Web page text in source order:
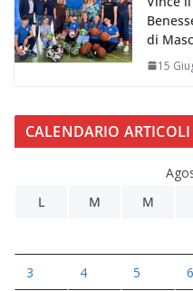
di
15
CALENDARIO ARTICOLI
L
M M
3 4 5 6